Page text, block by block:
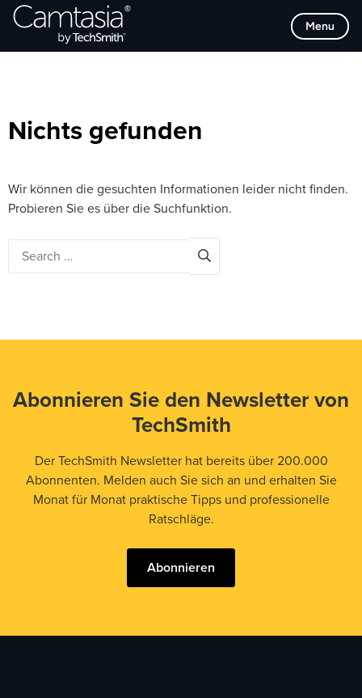
Direkt
zum
Menu
Browse Categories
Nichts gefunden
Wir können die gesuchten Informationen leider nicht finden.
Probieren Sie es über die Suchfunktion.
Abonnieren Sie den Newsletter von
TechSmith
Der TechSmith Newsletter hat bereits über 200.000
Abonnenten. Melden auch Sie sich an und erhalten Sie
Monat für Monat praktische Tipps und professionelle
Ratschläge.
Abonnieren